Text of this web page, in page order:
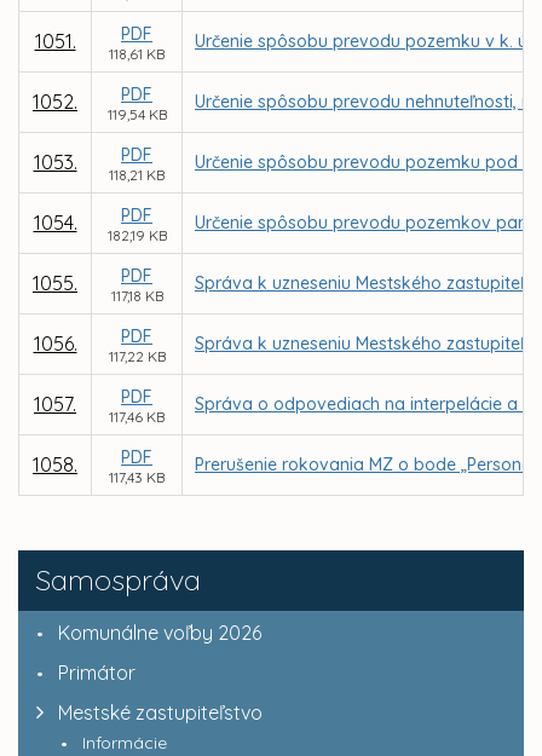
Samospráva
Komunálne voľby 2026
Primátor
Mestské zastupiteľstvo
Informácie
1051. PDF
118,61 KB
Určenie spôsobu prevodu pozemku v k.
1052. PDF
119,54 KB
Určenie spôsobu prevodu nehnuteľnosti,
1053. PDF
118,21 KB
Určenie spôsobu prevodu pozemku pod
1054. PDF
182,19 KB
Určenie spôsobu prevodu pozemkov parc.
1055. PDF
117,18 KB
Správa k uzneseniu Mestského
1056. PDF
117,22 KB
Správa k uzneseniu Mestského
1057. PDF
117,46 KB
Správa o odpovediach na interpelácie a
1058. PDF
117,43 KB
Prerušenie rokovania MZ o bode